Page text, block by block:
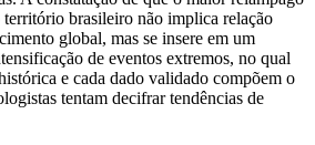
território brasileiro não implica relação
global, mas se insere em um
de eventos extremos, no qual
e cada dado validado compõem o
tentam decifrar tendências de